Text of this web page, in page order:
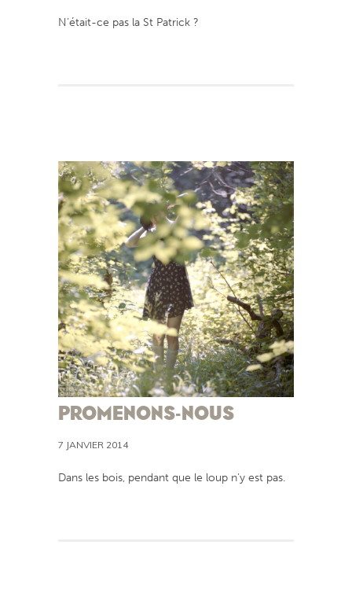
N’était-ce pas la St Patrick ?
PROMENONS-NOUS
7 JANVIER 2014
Dans les bois, pendant que le loup n’y est pas.